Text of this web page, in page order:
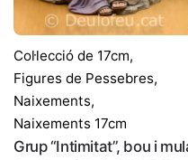
Col·lecció de 17cm,
Figures de Pessebres,
Naixements,
Naixements 17cm
Grup “Intimitat”, bou i